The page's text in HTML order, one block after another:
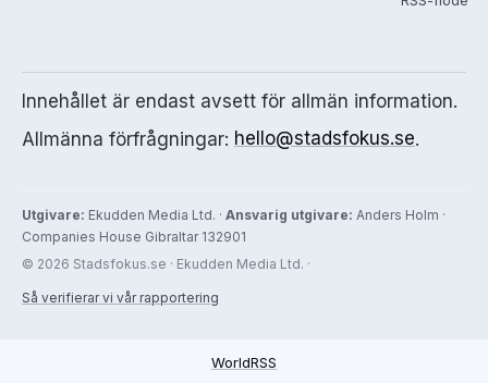
Innehållet är endast avsett för allmän information.
Allmänna förfrågningar: hello@stadsfokus.se.
Utgivare: Ekudden Media Ltd. · Ansvarig utgivare: Anders Holm ·
Companies House Gibraltar 132901
© 2026 Stadsfokus.se · Ekudden Media Ltd. ·
Så verifierar vi vår rapportering
WorldRSS